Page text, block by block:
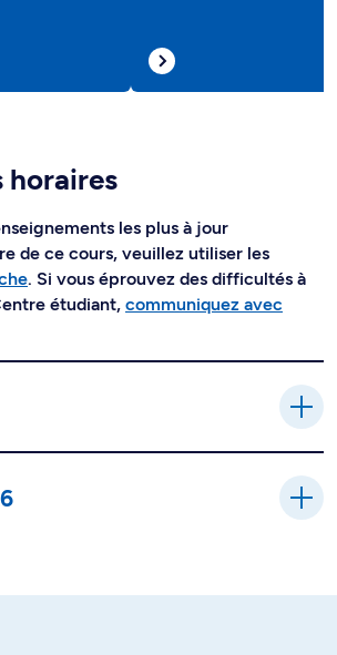
horaires
les plus à jour
de ce cours, veuillez utiliser les
. Si vous éprouvez des difficultés à
étudiant, communiquez avec